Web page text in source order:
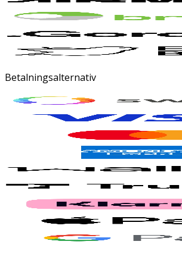
Betalningsalternativ